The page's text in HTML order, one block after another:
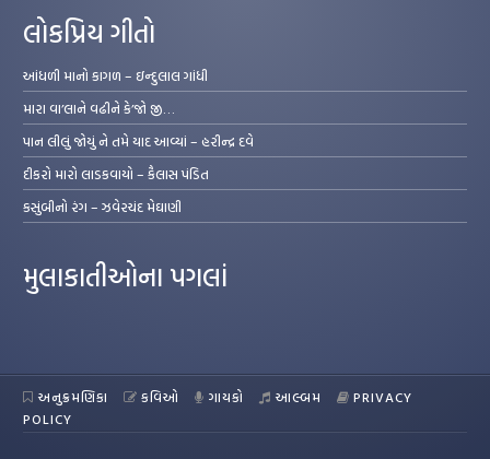
લોકપ્રિય ગીતો
આંધળી માનો કાગળ – ઇન્દુલાલ ગાંધી
મારા વા’લાને વઢીને કે’જો જી…
પાન લીલું જોયું ને તમે યાદ આવ્યાં – હરીન્દ્ર દવે
દીકરો મારો લાડકવાયો – કૈલાસ પંડિત
કસુંબીનો રંગ – ઝવેરચંદ મેઘાણી
મુલાકાતીઓના પગલાં
અનુક્રમણિકા કવિઓ ગાયકો આલ્બમ
PRIVACY
POLICY